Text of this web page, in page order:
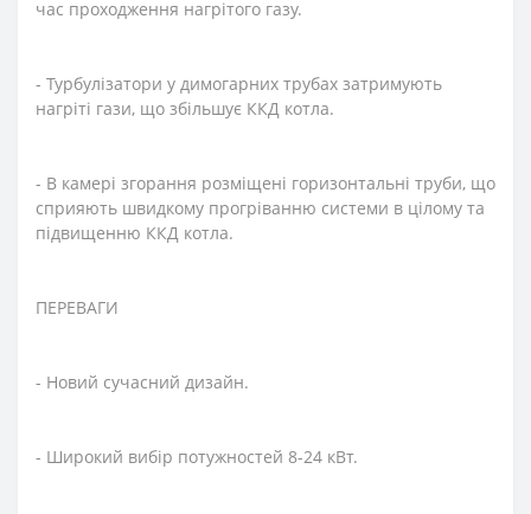
час проходження нагрітого газу.
- Турбулізатори у димогарних трубах затримують
нагріті гази, що збільшує ККД котла.
- В камері згорання розміщені горизонтальні труби, що
сприяють швидкому прогріванню системи в цілому та
підвищенню ККД котла.
ПЕРЕВАГИ
- Новий сучасний дизайн.
- Широкий вибір потужностей 8-24 кВт.